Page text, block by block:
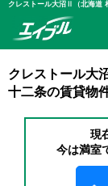
クレストール大沼Ⅱ（北海道
クレストール大
十二条の賃貸物
現
今は満室